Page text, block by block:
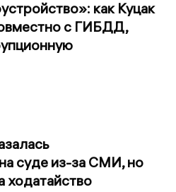
как Куцак
с ГИБДД,
суде из-за СМИ, но
ходатайство